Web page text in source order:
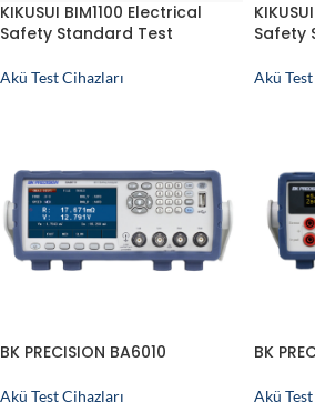
KIKUSUI BIM1100 Electrical
Safety Standard Test
Akü Test Cihazları
Safety
Akü
BK PRECISION BA6010
Akü Test Cihazları
BK
Akü